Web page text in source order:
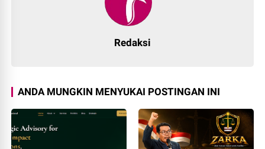
Redaksi
ANDA MUNGKIN MENYUKAI POSTINGAN INI